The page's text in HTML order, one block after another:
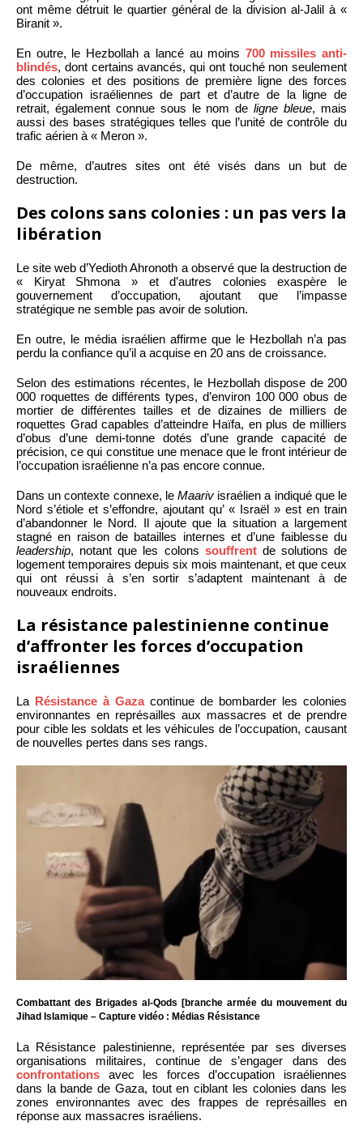
ont même détruit le quartier général de la division al-Jalil à «
Biranit ».
En outre, le Hezbollah a lancé au moins 700 missiles anti-
blindés, dont certains avancés, qui ont touché non seulement
des colonies et des positions de première ligne des forces
d’occupation israéliennes de part et d’autre de la ligne de
retrait, également connue sous le nom deligne bleue, mais
aussi des bases stratégiques telles que l’unité de contrôle du
trafic aérien à « Meron ».
De même, d’autres sites ont été visés dans un but de
destruction.
Des colons sans colonies : un pas vers la
libération
Le site web d’Yedioth Ahronoth a observé que la destruction de
« Kiryat Shmona » et d’autres colonies exaspère le
gouvernement d’occupation, ajoutant que l’impasse
stratégique ne semble pas avoir de solution.
En outre, le média israélien affirme que le Hezbollah n’a pas
perdu la confiance qu’il a acquise en 20 ans de croissance.
Selon des estimations récentes, le Hezbollah dispose de 200
000 roquettes de différents types, d’environ 100 000 obus de
mortier de différentes tailles et de dizaines de milliers de
roquettes Grad capables d’atteindre Haïfa, en plus de milliers
d’obus d’une demi-tonne dotés d’une grande capacité de
précision, ce qui constitue une menace que le front intérieur de
l’occupation israélienne n’a pas encore connue.
Dans un contexte connexe, le Maariv israélien a indiqué que le
Nord s’étiole et s’effondre, ajoutant qu’ « Israël » est en train
d’abandonner le Nord. Il ajoute que la situation a largement
stagné en raison de batailles internes et d’une faiblesse du
leadership, notant que les colons souffrentde solutions de
logement temporaires depuis six mois maintenant, et que ceux
qui ont réussi à s’en sortir s’adaptent maintenant à de
nouveaux endroits.
La résistance palestinienne continue
d’affronter les forces d’occupation
israéliennes
La Résistance à Gazacontinue de bombarder les colonies
environnantes en représailles aux massacres et de prendre
pour cible les soldats et les véhicules de l’occupation, causant
de nouvelles pertes dans ses rangs.
Combattant des Brigades al-Qods [branche armée du mouvement du
Jihad Islamique – Capture vidéo : Médias Résistance
La Résistance palestinienne, représentée par ses diverses
organisations militaires, continue de s’engager dans des
confrontations avec les forces d’occupation israéliennes
dans la bande de Gaza, tout en ciblant les colonies dans les
zones environnantes avec des frappes de représailles en
réponse aux massacres israéliens.